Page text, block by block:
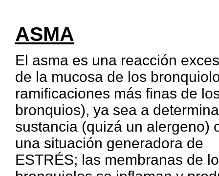
ASMA
El asma es una reacción
de la mucosa de los
ramificaciones más finas de
bronquios), ya sea a
sustancia (quizá un alergeno)
una situación generadora de
ESTRÉS; las membranas de